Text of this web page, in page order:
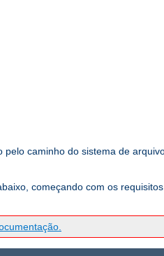
caminho do sistema de
começando com os